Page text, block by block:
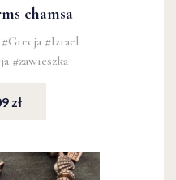
chamsa
#Grecja #Izrael
#zawieszka
zł